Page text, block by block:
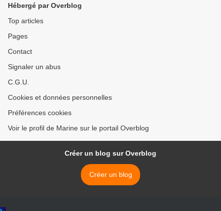
Hébergé par Overblog
Top articles
Pages
Contact
Signaler un abus
C.G.U.
Cookies et données personnelles
Préférences cookies
Voir le profil de Marine sur le portail Overblog
Créer un blog sur Overblog
Créer un blog